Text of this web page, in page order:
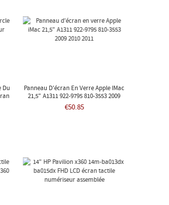
Du
Panneau D'écran En Verre Apple IMac
21,5" A1311 922-9795 810-3553 2009
2010 2011
€50.85